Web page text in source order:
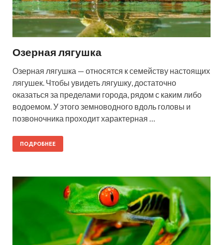
Озерная лягушка
Озерная лягушка — относятся к семейству настоящих
лягушек. Чтобы увидеть лягушку, достаточно
оказаться за пределами города, рядом с каким либо
водоемом. У этого земноводного вдоль головы и
позвоночника проходит характерная …
ПОДРОБНЕЕ